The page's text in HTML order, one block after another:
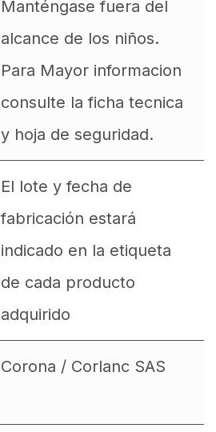
Manténgase fuera del
alcance de los niños.
Para Mayor informacion
consulte la ficha tecnica
y hoja de seguridad.
El lote y fecha de
fabricación estará
indicado en la etiqueta
de cada producto
adquirido
Corona / Corlanc SAS